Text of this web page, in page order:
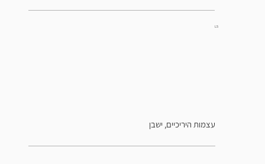
עצמות היריכיים, ישבן
L5